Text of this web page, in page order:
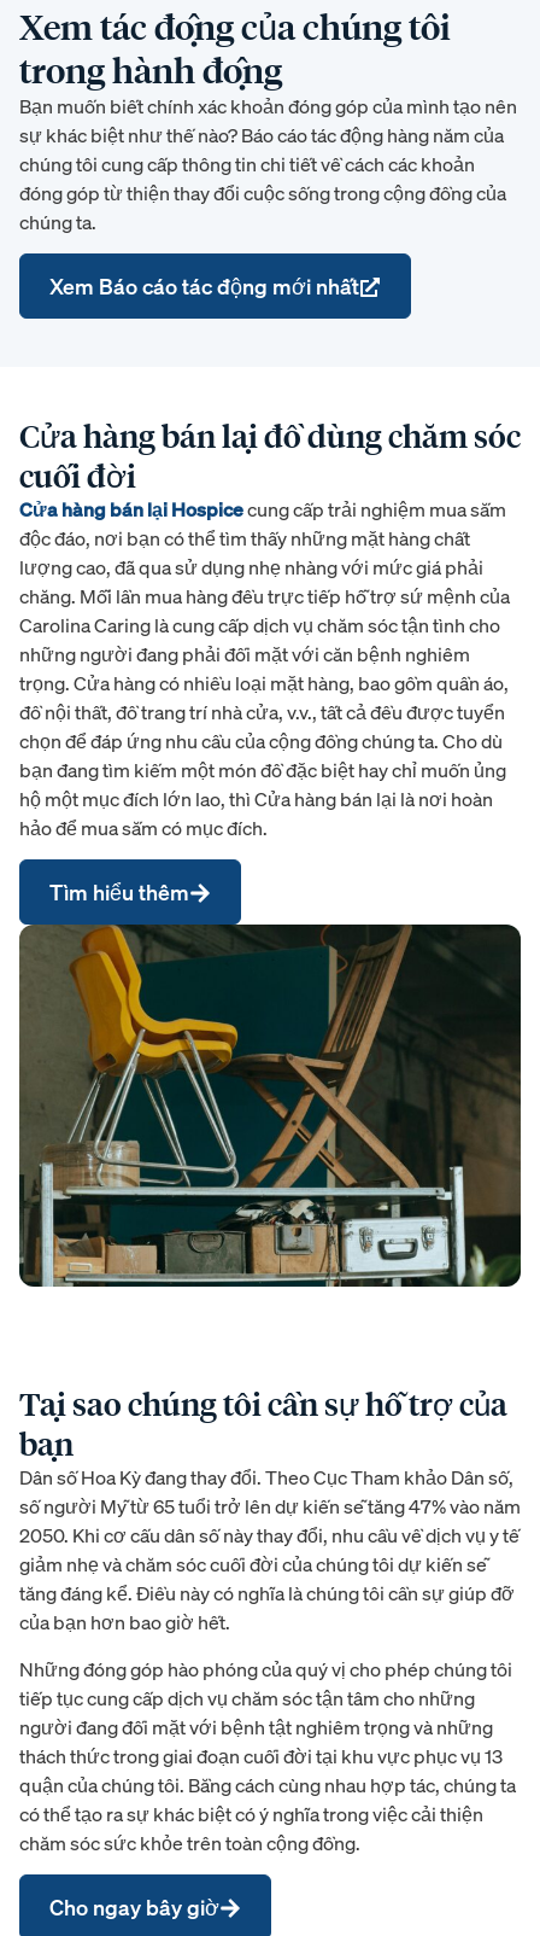
Xem tác động của chúng tôi
trong hành động
Bạn muốn biết chính xác khoản đóng góp của mình tạo nên
sự khác biệt như thế nào? Báo cáo tác động hàng năm của
chúng tôi cung cấp thông tin chi tiết về cách các khoản
đóng góp từ thiện thay đổi cuộc sống trong cộng đồng của
chúng ta.
Xem Báo cáo tác động mới nhất
Cửa hàng bán lại đồ dùng chăm sóc
cuối đời
Cửa hàng bán lại Hospicecung cấp trải nghiệm mua sắm
độc đáo, nơi bạn có thể tìm thấy những mặt hàng chất
lượng cao, đã qua sử dụng nhẹ nhàng với mức giá phải
chăng. Mỗi lần mua hàng đều trực tiếp hỗ trợ sứ mệnh của
Carolina Caring là cung cấp dịch vụ chăm sóc tận tình cho
những người đang phải đối mặt với căn bệnh nghiêm
trọng. Cửa hàng có nhiều loại mặt hàng, bao gồm quần áo,
đồ nội thất, đồ trang trí nhà cửa, v.v., tất cả đều được tuyển
chọn để đáp ứng nhu cầu của cộng đồng chúng ta. Cho dù
bạn đang tìm kiếm một món đồ đặc biệt hay chỉ muốn ủng
hộ một mục đích lớn lao, thì Cửa hàng bán lại là nơi hoàn
hảo để mua sắm có mục đích.
Tìm hiểu thêm
Tại sao chúng tôi cần sự hỗ trợ của
bạn
Dân số Hoa Kỳ đang thay đổi. Theo Cục Tham khảo Dân số,
số người Mỹ từ 65 tuổi trở lên dự kiến sẽ tăng 47% vào năm
2050. Khi cơ cấu dân số này thay đổi, nhu cầu về dịch vụ y tế
giảm nhẹ và chăm sóc cuối đời của chúng tôi dự kiến sẽ
tăng đáng kể. Điều này có nghĩa là chúng tôi cần sự giúp đỡ
của bạn hơn bao giờ hết.
Những đóng góp hào phóng của quý vị cho phép chúng tôi
tiếp tục cung cấp dịch vụ chăm sóc tận tâm cho những
người đang đối mặt với bệnh tật nghiêm trọng và những
thách thức trong giai đoạn cuối đời tại khu vực phục vụ 13
quận của chúng tôi. Bằng cách cùng nhau hợp tác, chúng ta
có thể tạo ra sự khác biệt có ý nghĩa trong việc cải thiện
chăm sóc sức khỏe trên toàn cộng đồng.
Cho ngay bây giờ